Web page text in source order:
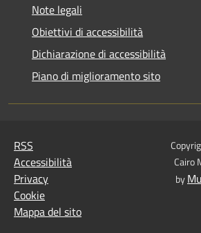
Note legali
Obiettivi di accessibilità
Dichiarazione di accessibilità
Piano di miglioramento sito
RSS
Accessibilità
Privacy
Cookie
Mappa del sito
Cairo
by